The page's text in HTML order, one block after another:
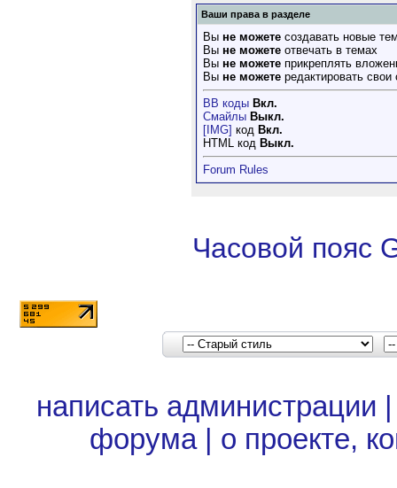
Ваши права в разделе
Вы не можете создавать новые
Вы не можете отвечать в темах
Вы не можете прикреплять
Вы не можете редактировать
BB коды Вкл.
Смайлы Выкл.
[IMG] код Вкл.
HTML код Выкл.
Forum Rules
Часовой пояс
написать администрации
форума| о проекте,